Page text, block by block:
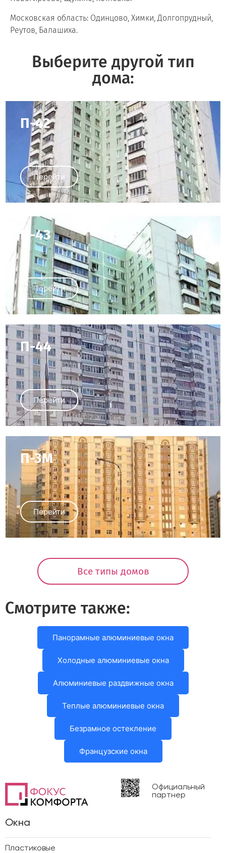
Московская область: Одинцово, Химки, Долгопрудный,
Реутов, Балашиха.
Выберите другой тип
дома:
П-42
Перейти
П-43
Перейти
П-44
Перейти
П-3М
Перейти
Все типы домов
Смотрите также:
Панорамные алюминиевые окна
Холодные алюминиевые окна
Алюминиевые раздвижные окна
Теплые алюминиевые окна
Безрамное остекление
Французские окна
Официальный
партнер
Окна
Пластиковые